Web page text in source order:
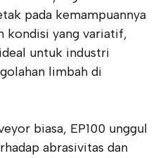
pada kemampuannya
kondisi yang variatif,
untuk industri
limbah di
biasa, EP100 unggul
abrasivitas dan